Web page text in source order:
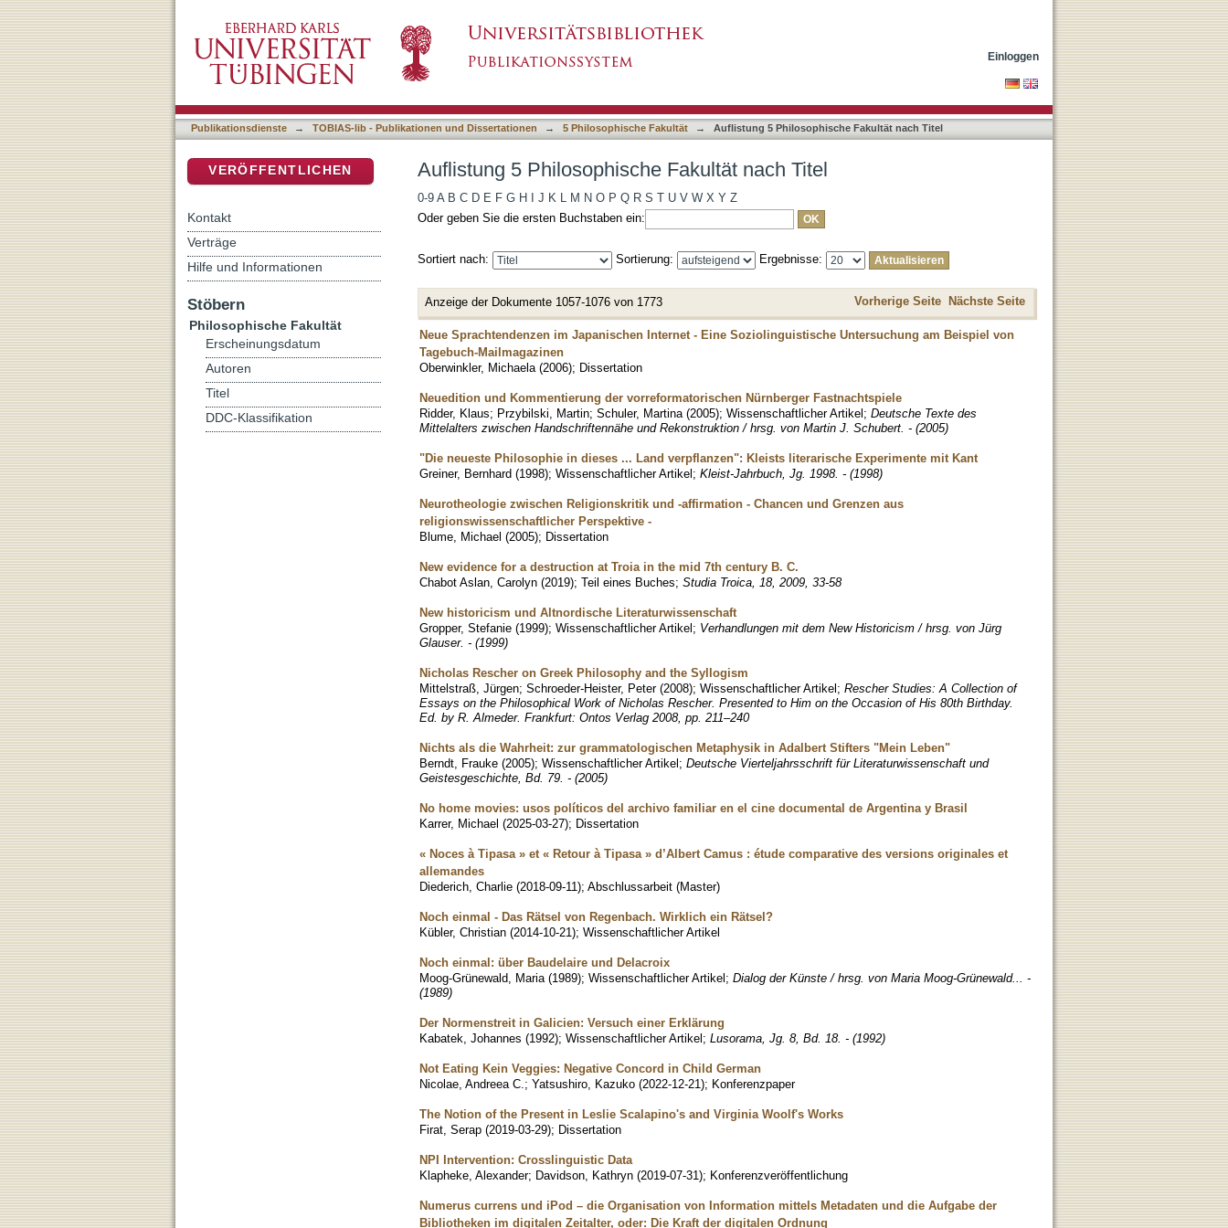
Einloggen
Publikationsdienste → TOBIAS-lib - Publikationen und Dissertationen → 5 Philosophische Fakultät → Auflistung 5 Philosophische Fakultät nach Titel
Auflistung 5 Philosophische Fakultät nach Titel
0-9 A B C D E F G H J K L M N O P Q R S T U V W X Y Z
Oder geben Sie die ersten Buchstaben ein:
Sortiert nach: Sortierung: Ergebnisse:
Anzeige der Dokumente 1057-1076 von 1773 Vorherige Seite Nächste Seite
Neue Sprachtendenzen im Japanischen Internet - Eine Soziolinguistische Untersuchung am Beispiel von
Tagebuch-Mailmagazinen
Oberwinkler, Michaela (2006); Dissertation
Neuedition und Kommentierung der vorreformatorischen Nürnberger Fastnachtspiele
Ridder, Klaus; Przybilski, Martin; Schuler, Martina (2005); Wissenschaftlicher Artikel; Deutsche Texte des
Mittelalters zwischen Handschriftennähe und Rekonstruktion / hrsg. von Martin J. Schubert. - (2005)
"Die neueste Philosophie in dieses ... Land verpflanzen": Kleists literarische Experimente mit Kant
Greiner, Bernhard (1998); Wissenschaftlicher Artikel; Kleist-Jahrbuch, Jg. 1998. - (1998)
Neurotheologie zwischen Religionskritik und -affirmation - Chancen und Grenzen aus
religionswissenschaftlicher Perspektive -
Blume, Michael (2005); Dissertation
New evidence for a destruction at Troia in the mid 7th century B. C.
Chabot Aslan, Carolyn (2019); Teil eines Buches; Studia Troica, 18, 2009, 33-58
New historicism und Altnordische Literaturwissenschaft
Gropper, Stefanie (1999); Wissenschaftlicher Artikel; Verhandlungen mit dem New Historicism / hrsg. von Jürg
Glauser. - (1999)
Nicholas Rescher on Greek Philosophy and the Syllogism
Mittelstraß, Jürgen; Schroeder-Heister, Peter (2008); Wissenschaftlicher Artikel; Rescher Studies: A Collection of
Essays on the Philosophical Work of Nicholas Rescher. Presented to Him on the Occasion of His 80th Birthday.
Ed. by R. Almeder. Frankfurt: Ontos Verlag 2008, pp. 211–240
Nichts als die Wahrheit: zur grammatologischen Metaphysik in Adalbert Stifters "Mein Leben"
Berndt, Frauke (2005); Wissenschaftlicher Artikel; Deutsche Vierteljahrsschrift für Literaturwissenschaft und
Geistesgeschichte, Bd. 79. - (2005)
No home movies: usos políticos del archivo familiar en el cine documental de Argentina y Brasil
Karrer, Michael (2025-03-27); Dissertation
« Noces à Tipasa » et « Retour à Tipasa » d’Albert Camus : étude comparative des versions originales et
allemandes
Diederich, Charlie (2018-09-11); Abschlussarbeit (Master)
Noch einmal - Das Rätsel von Regenbach. Wirklich ein Rätsel?
Kübler, Christian (2014-10-21); Wissenschaftlicher Artikel
Noch einmal: über Baudelaire und Delacroix
Moog-Grünewald, Maria (1989); Wissenschaftlicher Artikel; Dialog der Künste / hrsg. von Maria Moog-Grünewald... -
(1989)
Der Normenstreit in Galicien: Versuch einer Erklärung
Kabatek, Johannes (1992); Wissenschaftlicher Artikel; Lusorama, Jg. 8, Bd. 18. - (1992)
Not Eating Kein Veggies: Negative Concord in Child German
Nicolae, Andreea C. ; Yatsushiro, Kazuko (2022-12-21); Konferenzpaper
The Notion of the Present in Leslie Scalapino's and Virginia Woolf's Works
Firat, Serap (2019-03-29); Dissertation
NPI Intervention: Crosslinguistic Data
Klapheke, Alexander; Davidson, Kathryn (2019-07-31); Konferenzveröffentlichung
Numerus currens und iPod – die Organisation von Information mittels Metadaten und die Aufgabe der
Bibliotheken im digitalen Zeitalter, oder: Die Kraft der digitalen Ordnung
VERÖFFENTLICHEN
Kontakt
Verträge
Hilfe und Informationen
Stöbern
Philosophische Fakultät
Erscheinungsdatum
Autoren
Titel
DDC-Klassifikation